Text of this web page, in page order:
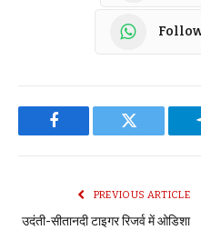
Facebook Twitter
PREVIOUS ARTICLE
उदंती-सीतानदी टाइगर रिजर्व में ओडिशा